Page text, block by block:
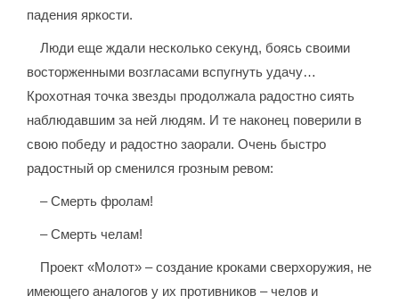
падения яркости.
Люди еще ждали несколько секунд, боясь своими
восторженными возгласами вспугнуть удачу…
Крохотная точка звезды продолжала радостно сиять
наблюдавшим за ней людям. И те наконец поверили в
свою победу и радостно заорали. Очень быстро
радостный ор сменился грозным ревом:
– Смерть фролам!
– Смерть челам!
Проект «Молот» – создание кроками сверхоружия, не
имеющего аналогов у их противников – челов и